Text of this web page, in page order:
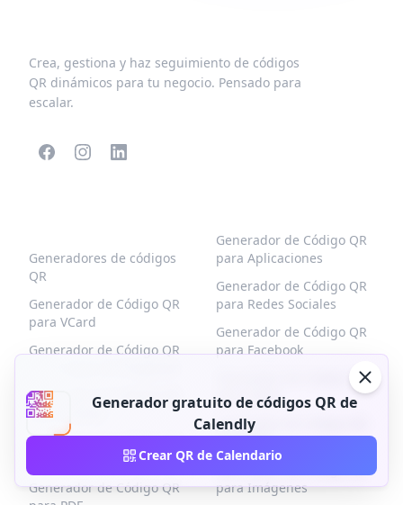
Generador gratuito de códigos QR de
Calendly
Crear QR de Calendario
Crea, gestiona y haz seguimiento de códigos
QR dinámicos para tu negocio. Pensado para
escalar.
Generadores de códigos
QR
Generador de Código QR
para VCard
Generador de Código QR
Generador de Código QR
para Enlaces
Generador de Código QR
Generador de Código QR
Generador de Código QR
para Aplicaciones
Generador de Código QR
para Redes Sociales
Generador de Código QR
para Facebook
Generador de Código QR
para Texto
Generador de Código QR
para Wifi
para Imágenes